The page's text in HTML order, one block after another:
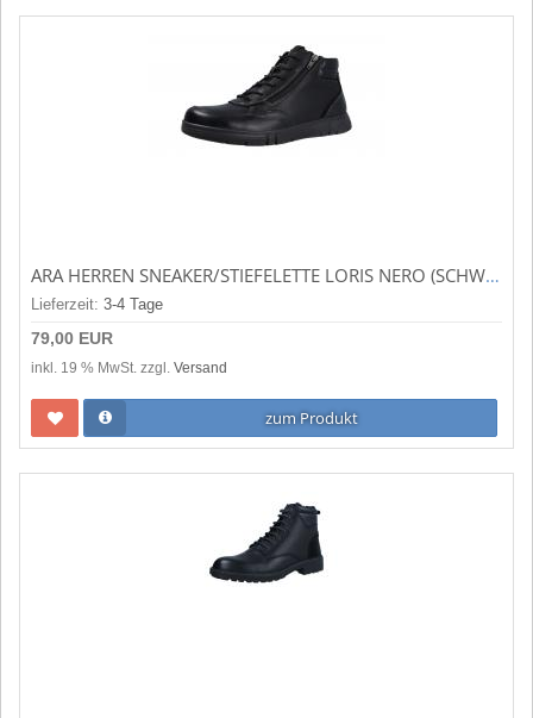
ARA HERREN SNEAKER/STIEFELETTE LORIS NERO (SCHWARZ) 11-36189-01
Lieferzeit: 3-4 Tage
79,00 EUR
inkl. 19 % MwSt. zzgl. Versand
zum Produkt